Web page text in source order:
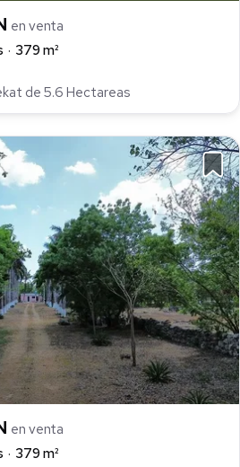
en venta
379 m²
de 5.6 Hectareas
en venta
379 m²